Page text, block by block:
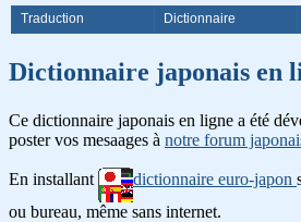
Traduction Dictionnaire
Dictionnaire japonais en
Ce dictionnaire japonais en ligne a été
poster vos mesaages à notre forum
En installant dictionnaire euro-japon
ou bureau, même sans internet.